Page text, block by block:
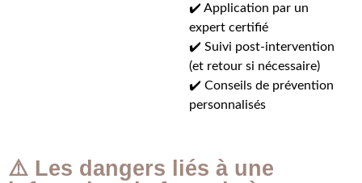
✔️ Application par un
expert certifié
✔️ Suivi post-intervention
(et retour si nécessaire)
✔️ Conseils de prévention
personnalisés
⚠️ Les dangers liés à une